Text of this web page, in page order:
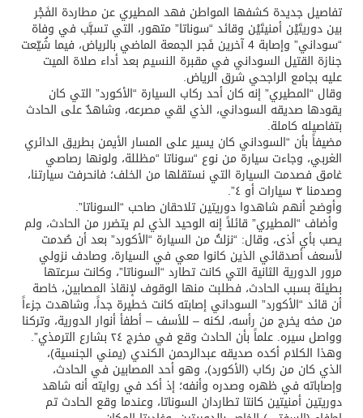
تفاصيل جديدة كشفها المواطن فهد المطيري عن مطاردة الفَجْر
بين دوريتَيْن أمنيتَيْن وقائد “سوناتا” متهور، التي تسبَّب في وفاة
“سوداني” وإصابة 4 آخرين فَجر الجمعة الماضي بالرياض، فيما شُيّعت
جنازة القتيل السوداني في مقبرة النسيم بعد أداء صلاة الميت
عليه بجامع الراجحي شرق الرياض.
وقال “المطيري” إنه كان أحد ركاب السيارة “الأكورد” التي كان
يقودها صديقه السوداني، الذي لقي مصرعه، وشاهدٌ على الحادث
بتفاصيله كاملة.
مضيفاً بأن “السوداني كان يسير على المسار الأيمن بطريق الدائري
الغربي، وجاءت سيارة من نوع “سوناتا “مظللة، ولونها رصاصي
غامق فصدمت السيارة التي نستقلها من الخلف؛ فانحرفت سيارتنا،
وصدمنا ٣ سيارات أو ٤”.
وأوضح أنهم شاهدوا دوريتين تلاحقان صاحب “السوناتا”.
وأضاف “المطيري” قائلاً إنه الوحيد الذي لم يتضرر من الحادث، ولم
يصب بأي أذى، وقال: “نزلتُ من السيارة “الأكورد” بعد أن صُدمت
لأسعف أصدقائي الذين كانوا معي في السيارة، وصادف نزولي
مرور الدورية الثانية التي كانت تطارد “السوناتا”، وكانت سرعتها
بطيئة بسبب الحادث، فطلبت منها الوقوف لإنقاذ المصابين، خاصة
أن قائد “الأكورد” السوداني إصابته كانت خطيرة جداً، وشاهدت جزءاً
من مخه يخرج من رأسه، لكنه – للأسف – أطفأ أنوار الدورية، وتركنا
وواصل سيره. علماً بأن الحادث وقع في مخرج ٢٤ بشارع الترمذي”.
وهذا الكلام أكده صديقه عبدالرحمن الكندي (يمني الجنسية)،
الذي كان من ركاب (الأكورد)، وهو أحد المصابين في الحادث،
وإصاباته في ظهره وصدره وأنفه؛ إذ أكد في روايته أنه شاهد
دوريتين أمنيتين كانتا تطاردان السوناتا، وعندما وقع الحادث تم